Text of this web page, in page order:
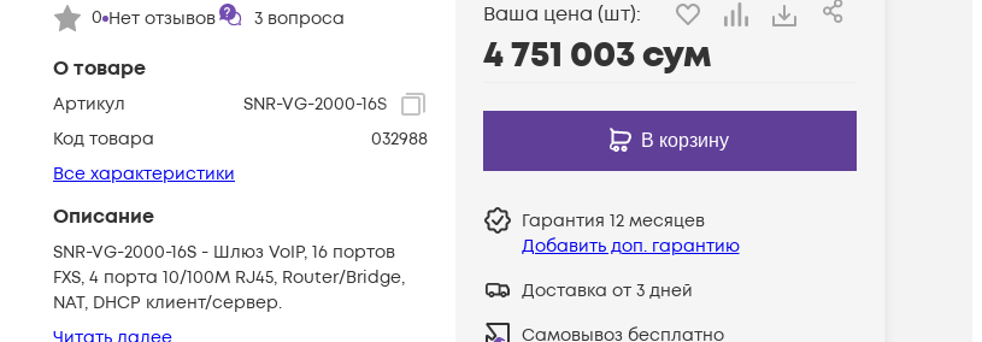
О товаре
Артикул
SNR-VG-2000-16S
Код товара
032988
Все характеристики
Описание
SNR-VG-2000-16S - Шлюз VoIP, 16 портов
FXS, 4 порта 10/100M RJ45, Router/Bridge,
NAT, DHCP клиент/сервер.
0 Нет отзывов 3 вопроса Ваша цена (шт):
4 751 003сум
В корзину
Гарантия 12 месяцев
Добавить доп. гарантию
Доставка от 3 дней
Самовывоз бесплатно